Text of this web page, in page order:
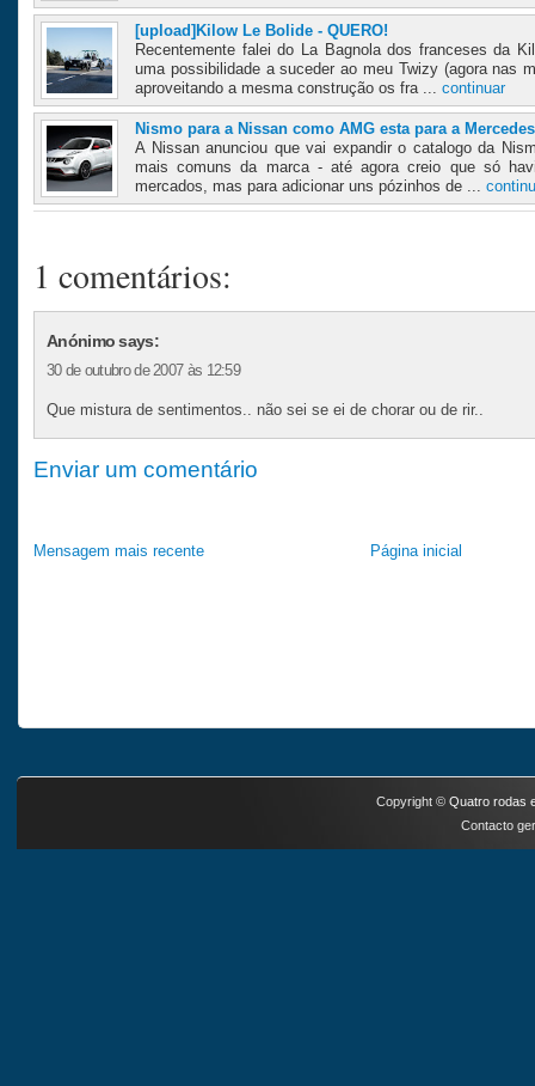
[upload]Kilow Le Bolide - QUERO!
Recentemente falei do La Bagnola dos franceses da
uma possibilidade a suceder ao meu Twizy (agora nas
aproveitando a mesma construção os fra ... continuar
Nismo para a Nissan como AMG esta para a Mercedes
A Nissan anunciou que vai expandir o catalogo da
mais comuns da marca - até agora creio que só
mercados, mas para adicionar uns pózinhos de ...
1 comentários:
Anónimo says:
30 de outubro de 2007 às 12:59
Que mistura de sentimentos.. não sei se ei de chorar ou de rir..
Enviar um comentário
Mensagem mais recente Página inicial
Copyright © Quatro rodas
Contacto